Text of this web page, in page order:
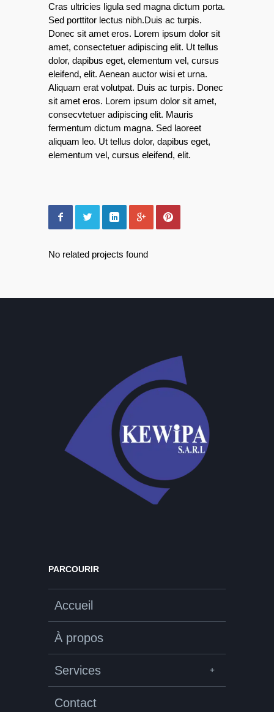
Cras ultricies ligula sed magna dictum porta.
Sed porttitor lectus nibh.Duis ac turpis.
Donec sit amet eros. Lorem ipsum dolor sit
amet, consectetuer adipiscing elit. Ut tellus
dolor, dapibus eget, elementum vel, cursus
eleifend, elit. Aenean auctor wisi et urna.
Aliquam erat volutpat. Duis ac turpis. Donec
sit amet eros. Lorem ipsum dolor sit amet,
consecvtetuer adipiscing elit. Mauris
fermentum dictum magna. Sed laoreet
aliquam leo. Ut tellus dolor, dapibus eget,
elementum vel, cursus eleifend, elit.
No related projects found
PARCOURIR
Accueil
À propos
Services
Contact